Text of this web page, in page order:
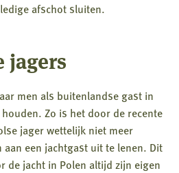
afschot sluiten.
jagers
men als buitenlandse gast in
Zo is het door de recente
jager wettelijk niet meer
een jachtgast uit te lenen. Dit
de jacht in Polen altijd zijn eigen